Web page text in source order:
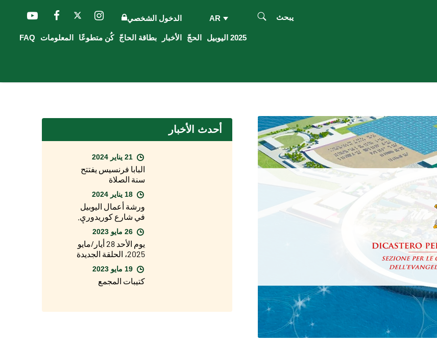
الدخول الشخصي AR يبحث
2025 اليوبيل الحجّ الأخبار بطاقة الحاجّ كُن متطوعًا المعلومات FAQ
أحدث الأخبار
البابا فرنسيس يفتتح
سنة الصلاة
ورشة أعمال اليوبيل
في شارع كوريدوري.
فيسيكيلا: "قريبًا يبدأ
اليوبيل ولكنني متفائل
جدًا"
يوم الأحد 28 أيار/مايو
2025، الحلقة الجديدة
من البرنامج الخاص
بيوبيل 2025 على قناة
راي 1
كتيبات المجمع